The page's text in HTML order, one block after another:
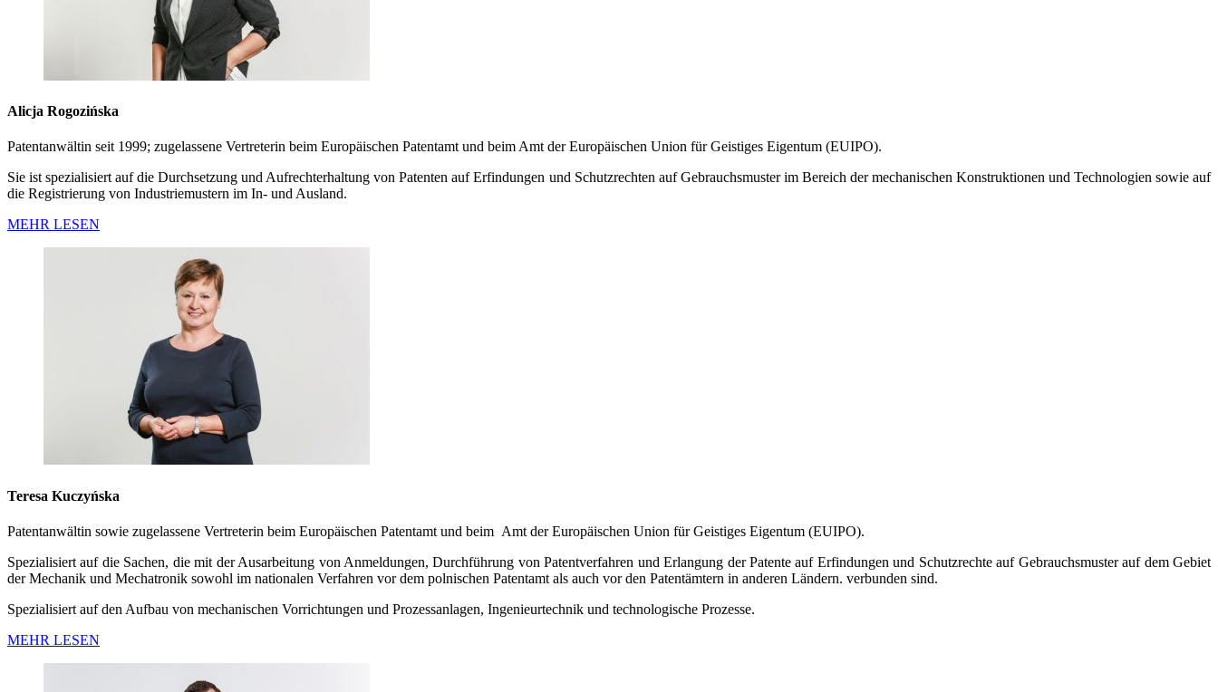
Alicja Rogozińska
Patentanwältin seit 1999; zugelassene Vertreterin beim Europäischen Patentamt und beim Amt der Europäischen Union für Geistiges Eigentum (EUIPO).
Sie ist spezialisiert auf die Durchsetzung und Aufrechterhaltung von Patenten auf Erfindungen und Schutzrechten auf Gebrauchsmuster im Bereich der mechanischen Konstruktionen und Technologien sowie auf
die Registrierung von Industriemustern im In- und Ausland.
MEHR LESEN
Teresa Kuczyńska
Patentanwältin sowie zugelassene Vertreterin beim Europäischen Patentamt und beim Amt der Europäischen Union für Geistiges Eigentum (EUIPO).
Spezialisiert auf die Sachen, die mit der Ausarbeitung von Anmeldungen, Durchführung von Patentverfahren und Erlangung der Patente auf Erfindungen und Schutzrechte auf Gebrauchsmuster auf dem Gebiet
der Mechanik und Mechatronik sowohl im nationalen Verfahren vor dem polnischen Patentamt als auch vor den Patentämtern in anderen Ländern. verbunden sind.
Spezialisiert auf den Aufbau von mechanischen Vorrichtungen und Prozessanlagen, Ingenieurtechnik und technologische Prozesse.
MEHR LESEN